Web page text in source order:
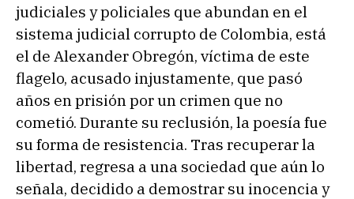
judiciales y policiales que abundan en el
sistema judicial corrupto de Colombia, está
el de Alexander Obregón, víctima de este
flagelo, acusado injustamente, que pasó
años en prisión por un crimen que no
cometió. Durante su reclusión, la poesía fue
su forma de resistencia. Tras recuperar la
libertad, regresa a una sociedad que aún lo
señala, decidido a demostrar su inocencia y